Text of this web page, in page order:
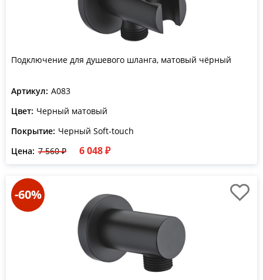
Подключение для душевого шланга, матовый чёрный
Артикул: A083
Цвет: Черный матовый
Покрытие: Черный Soft-touch
Цена: 7 560 ₽ 6 048 ₽
-60%